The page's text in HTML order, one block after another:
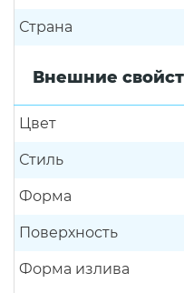
Страна
Внешние
Цвет
Стиль
Форма
Поверхность
Форма излива